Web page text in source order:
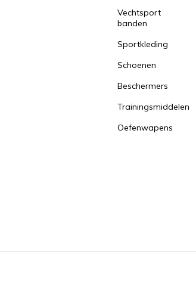
Vechtsport
banden
Sportkleding
Schoenen
Beschermers
Trainingsmiddelen
Oefenwapens